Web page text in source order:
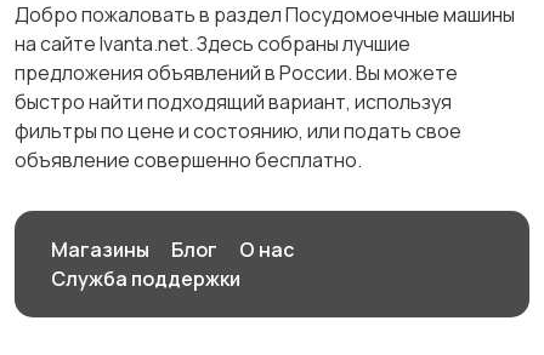
Добро пожаловать в раздел Посудомоечные машины
на сайте Ivanta.net. Здесь собраны лучшие
предложения объявлений в России. Вы можете
быстро найти подходящий вариант, используя
фильтры по цене и состоянию, или подать свое
объявление совершенно бесплатно.
Магазины Блог
О нас
Служба поддержки